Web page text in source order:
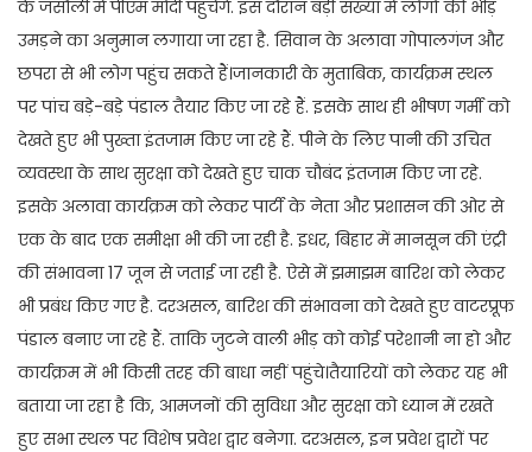
के जसौली में पीएम मोदी पहुंचेंगे. इस दौरान बड़ी संख्या में लोगों की भीड़
उमड़ने का अनुमान लगाया जा रहा है. सिवान के अलावा गोपालगंज और
छपरा से भी लोग पहुंच सकते हैं।जानकारी के मुताबिक, कार्यक्रम स्थल
पर पांच बड़े-बड़े पंडाल तैयार किए जा रहे हैं. इसके साथ ही भीषण गर्मी को
देखते हुए भी पुख्ता इंतजाम किए जा रहे हैं. पीने के लिए पानी की उचित
व्यवस्था के साथ सुरक्षा को देखते हुए चाक चौबंद इंतजाम किए जा रहे.
इसके अलावा कार्यक्रम को लेकर पार्टी के नेता और प्रशासन की ओर से
एक के बाद एक समीक्षा भी की जा रही है. इधर, बिहार में मानसून की एंट्री
की संभावना 17 जून से जताई जा रही है. ऐसे में झमाझम बारिश को लेकर
भी प्रबंध किए गए है. दरअसल, बारिश की संभावना को देखते हुए वाटरप्रूफ
पंडाल बनाए जा रहे हैं. ताकि जुटने वाली भीड़ को कोई परेशानी ना हो और
कार्यक्रम में भी किसी तरह की बाधा नहीं पहुंचे।तैयारियों को लेकर यह भी
बताया जा रहा है कि, आमजनों की सुविधा और सुरक्षा को ध्यान में रखते
हुए सभा स्थल पर विशेष प्रवेश द्वार बनेगा. दरअसल, इन प्रवेश द्वारों पर